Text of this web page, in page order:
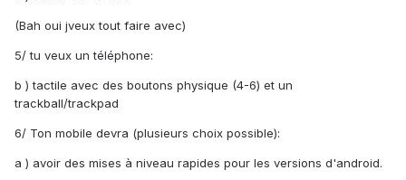
(Bah oui jveux tout faire avec)
5/ tu veux un téléphone:
b ) tactile avec des boutons physique (4-6) et un
trackball/trackpad
6/ Ton mobile devra (plusieurs choix possible):
a ) avoir des mises à niveau rapides pour les versions d'android.